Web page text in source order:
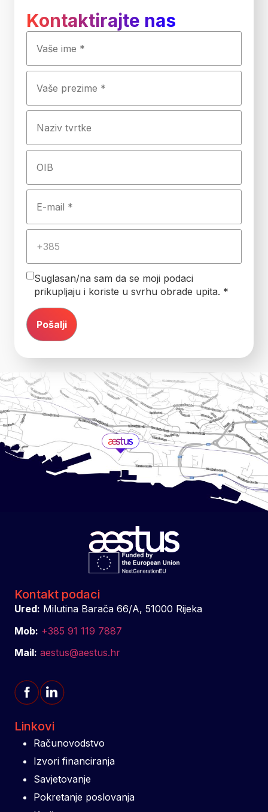
Kontaktirajte nas
Suglasan/na sam da se moji podaci
prikupljaju i koriste u svrhu obrade upita. *
Kontakt podaci
Ured: Milutina Barača 66/A, 51000 Rijeka
Mob: +385 91 119 7887
Mail: aestus@aestus.hr
Linkovi
Računovodstvo
Izvori financiranja
Savjetovanje
Pokretanje poslovanja